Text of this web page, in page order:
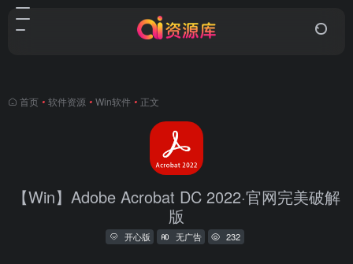
首页 • 软件资源 • Win软件 • 正文
【Win】Adobe Acrobat DC 2022·官网完美破解
版
开心版 无广告 232